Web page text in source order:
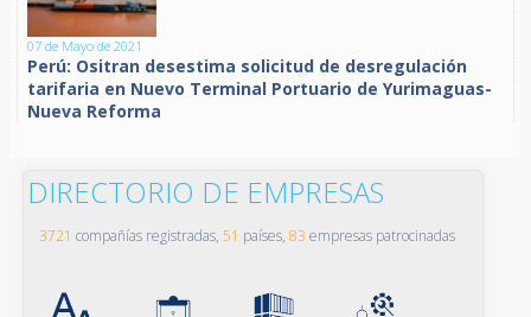
07 de Mayo de 2021
Perú: Ositran desestima solicitud de desregulación
tarifaria en Nuevo Terminal Portuario de Yurimaguas-
Nueva Reforma
DIRECTORIO DE EMPRESAS
3721 compañías registradas, 51 países, 83 empresas patrocinadas